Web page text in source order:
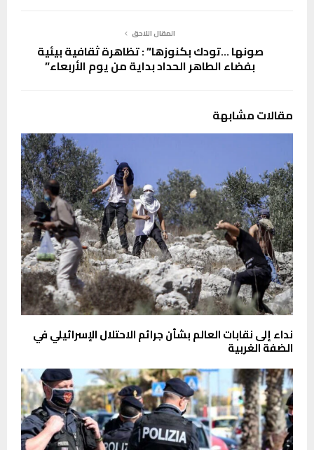
المقال اللاحق
صونها …تودك بكنوزها” : تظاهرة ثقافية بيئية
بفضاء الطاهر الحداد بداية من يوم الأربعاء”
مقالات مشابهة
نداء إلى نقابات العالم بشأن جرائم الاحتلال الإسرائيلي في
الضفة الغربية